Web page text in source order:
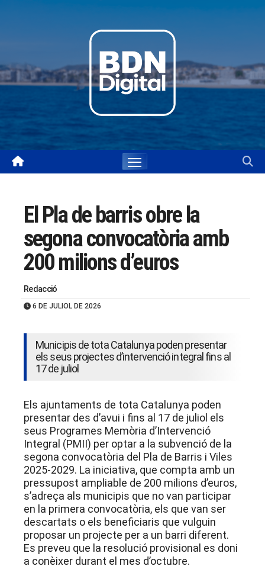
El Pla de barris obre la
segona convocatòria amb
200 milions d’euros
Redacció
6 DE JULIOL DE 2026
Municipis de tota Catalunya poden presentar
els seus projectes d’intervenció integral fins al
17 de juliol
Els ajuntaments de tota Catalunya poden
presentar des d’avui i fins al 17 de juliol els
seus Programes Memòria d’Intervenció
Integral (PMII) per optar a la subvenció de la
segona convocatòria del Pla de Barris i Viles
2025-2029. La iniciativa, que compta amb un
pressupost ampliable de 200 milions d’euros,
s’adreça als municipis que no van participar
en la primera convocatòria, els que van ser
descartats o els beneficiaris que vulguin
proposar un projecte per a un barri diferent.
Es preveu que la resolució provisional es doni
a conèixer durant el mes d’octubre.